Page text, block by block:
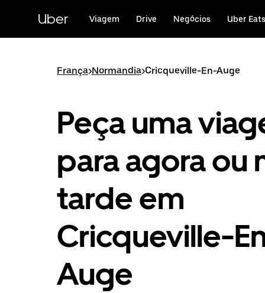
conteúdo
Uber Viagem Drive Negócios Uber Eats
França>Normandia>Cricqueville-En-Auge
Peça uma
para agora ou
tarde em
Cricqueville-
Auge